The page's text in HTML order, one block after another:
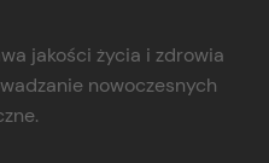
jakości życia i zdrowia
nowoczesnych